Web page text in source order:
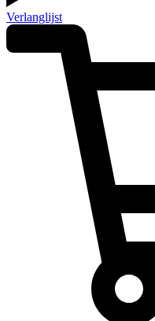
Verlanglijst